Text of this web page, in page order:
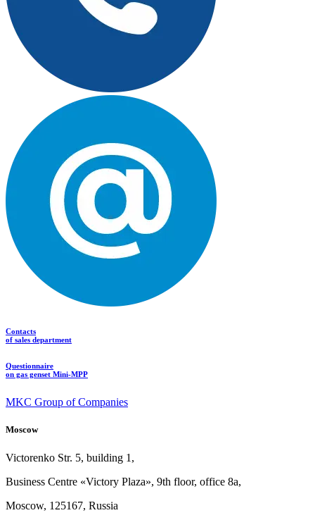
Contacts
of sales department
Questionnaire
on gas genset Mini-MPP
MKC Group of Companies
Moscow
Victorenko Str. 5, building 1,
Business Centre «Victory Plaza», 9th floor, office 8a,
Moscow, 125167, Russia